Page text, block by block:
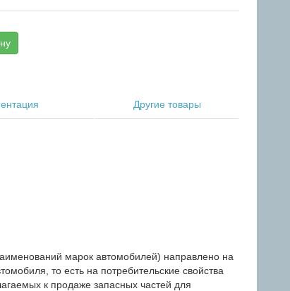
Другие товары
марок автомобилей) направлено на
то есть на потребительские свойства
к продаже запасных частей для